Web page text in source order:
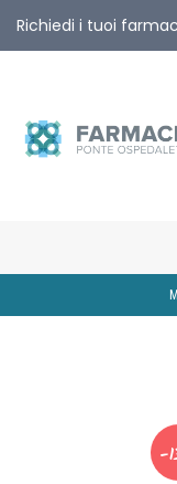
Richiedi i tuoi
-